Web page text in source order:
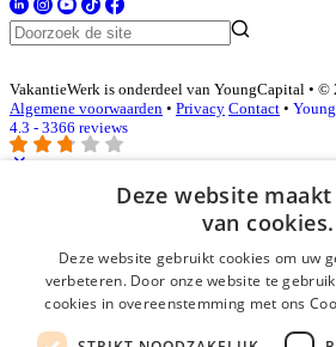
VakantieWerk is onderdeel van YoungCapital • ©
Algemene voorwaarden • Privacy Contact •
4.3 - 3366 reviews
E-mail*
Wachtwoord
Deze website
van cookies.
Deze website gebruikt cookies om uw
verbeteren. Door onze website te
cookies in overeenstemming met ons